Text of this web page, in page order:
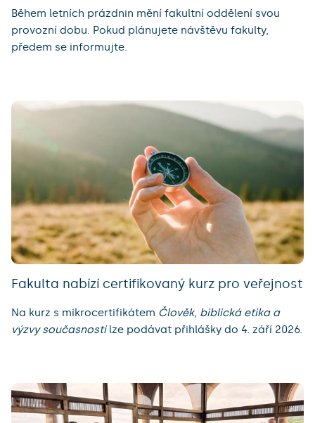
Během letních prázdnin mění fakultní oddělení svou
provozní dobu. Pokud plánujete návštěvu fakulty,
předem se informujte.
Fakulta nabízí certifikovaný kurz pro veřejnost
Na kurz s mikrocertifikátem Člověk, biblická etika a
výzvy současnostilze podávat přihlášky do 4. září 2026.